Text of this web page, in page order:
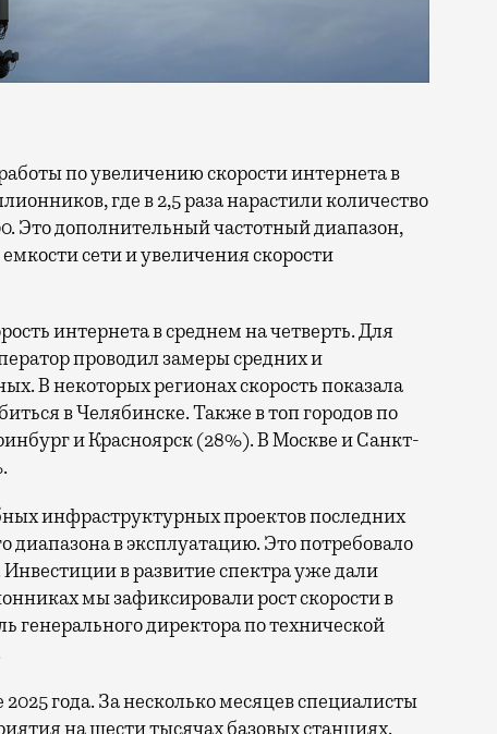
где в 2,5 раза нарастили количество
Это дополнительный частотный диапазон,
сети и увеличения скорости
интернета в среднем на четверть. Для
проводил замеры средних и
В некоторых регионах скорость показала
в Челябинске. Также в топ городов по
и Красноярск (28%). В Москве и Санкт-
инфраструктурных проектов последних
диапазона в эксплуатацию. Это потребовало
в развитие спектра уже дали
мы зафиксировали рост скорости в
генерального директора по технической
года. За несколько месяцев специалисты
на шести тысячах базовых станциях.